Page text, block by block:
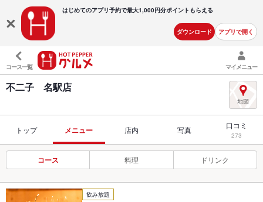
はじめてのアプリ予約で最大1,000円分ポイントもらえる
ダウンロード アプリで開く
コース一覧 マイメニュー
不二子 名駅店
トップ メニュー 店内 写真 口コミ
273
コース 料理 ドリンク
飲み放題